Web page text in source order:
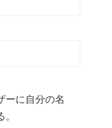
ーに自分の名